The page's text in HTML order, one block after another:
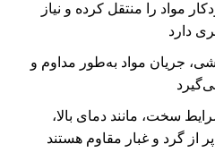
مواد را منتقل کرده و نیاز
دارد
جریان مواد به‌طور مداوم و
سخت، مانند دمای بالا،
از گرد و غبار مقاوم هستند